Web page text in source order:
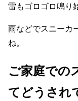
雷もゴロゴロ鳴り
雨などでスニーカ
ね。
ご家庭での
てどうされ